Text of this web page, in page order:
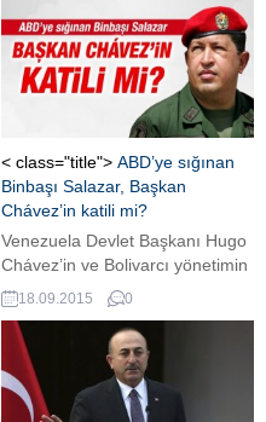
< class="title"> ABD’ye sığınan
Binbaşı Salazar, Başkan
Chávez’in katili mi?
Venezuela Devlet Başkanı Hugo
Chávez’in ve Bolivarcı yönetimin
en önemli isimlerinden Diosdado
Cabello’nun yakın
korumalarından biri Donanma
Binbaşı Leamsy José Salazar
Villafaña ve yüzbaşı rütbeli eşi
Anabel Marina Linares’ın,
18.09.2015 0